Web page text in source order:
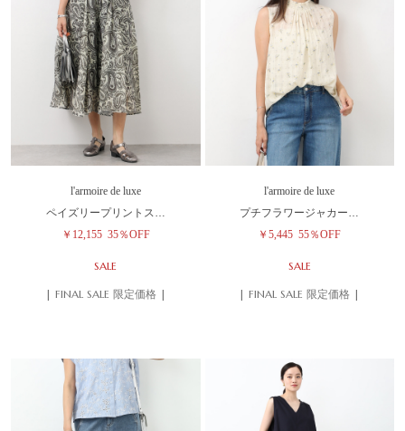
l'armoire de luxe
ペイズリープリントス…
￥12,155 35％OFF
SALE
| FINAL SALE 限定価格 |
l'armoire de luxe
プチフラワージャカー…
￥5,445 55％OFF
SALE
| FINAL SALE 限定価格 |